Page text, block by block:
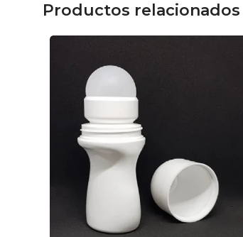
Productos relacionados